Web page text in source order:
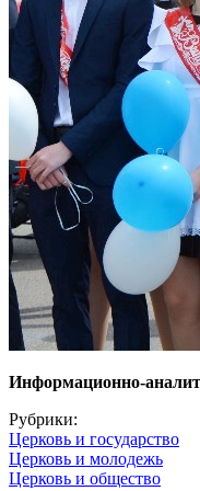
Информационно-
Рубрики:
Церковь и государство
Церковь и молодежь
Церковь и общество